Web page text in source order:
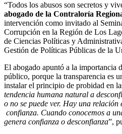
“Todos los abusos son secretos y
abogado de la Contraloría
intervención como invitado al
Corrupción en la Región de Los
de Ciencias Políticas y
Gestión de Políticas Públicas de la
El abogado apuntó a la importancia
público, porque la transparencia es
instalar el principio de probidad en
tendencia humana natural a
o no se puede ver. Hay una relación
confianza. Cuando conocemos a
genera confianza o desconfianza”,